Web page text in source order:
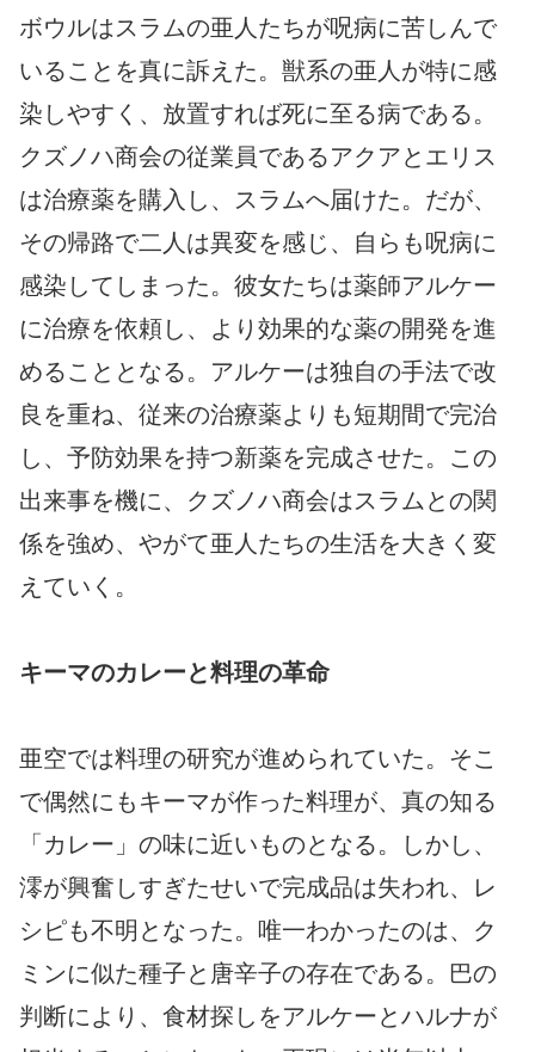
ボウルはスラムの亜人たちが呪病に苦しんで
いることを真に訴えた。獣系の亜人が特に感
染しやすく、放置すれば死に至る病である。
クズノハ商会の従業員であるアクアとエリス
は治療薬を購入し、スラムへ届けた。だが、
その帰路で二人は異変を感じ、自らも呪病に
感染してしまった。彼女たちは薬師アルケー
に治療を依頼し、より効果的な薬の開発を進
めることとなる。アルケーは独自の手法で改
良を重ね、従来の治療薬よりも短期間で完治
し、予防効果を持つ新薬を完成させた。この
出来事を機に、クズノハ商会はスラムとの関
係を強め、やがて亜人たちの生活を大きく変
えていく。
キーマのカレーと料理の革命
亜空では料理の研究が進められていた。そこ
で偶然にもキーマが作った料理が、真の知る
「カレー」の味に近いものとなる。しかし、
澪が興奮しすぎたせいで完成品は失われ、レ
シピも不明となった。唯一わかったのは、ク
ミンに似た種子と唐辛子の存在である。巴の
判断により、食材探しをアルケーとハルナが